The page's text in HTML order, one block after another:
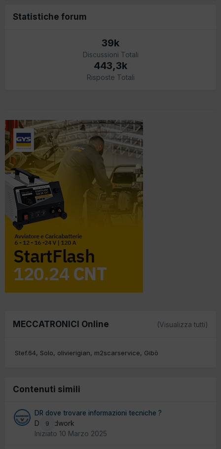
Statistiche forum
39k
Discussioni Totali
443,3k
Risposte Totali
MECCATRONICI Online (Visualizza tutti)
Stef.64 Solo olivierigian m2scarservice Gibò
Contenuti simili
9
DR dove trovare informazioni tecniche ?
Da badwork
Iniziato 10 Marzo 2025